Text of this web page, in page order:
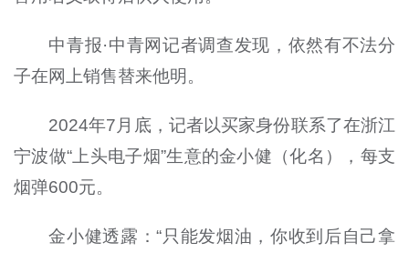
中青报·中青网记者调查发现，依然有不法分
子在网上销售替来他明。
2024年7月底，记者以买家身份联系了在浙江
宁波做“上头电子烟”生意的金小健（化名），每支
烟弹600元。
金小健透露：“只能发烟油，你收到后自己拿